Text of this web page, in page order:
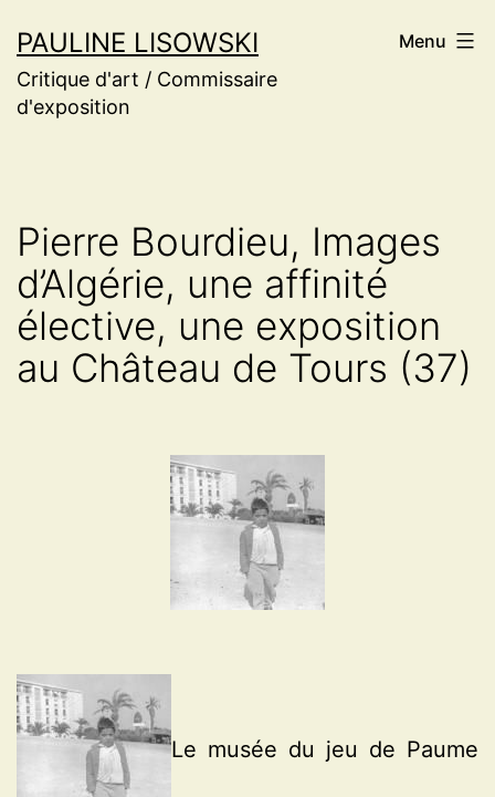
au
contenu
PAULINE LISOWSKI
Critique d'art / Commissaire
d'exposition
Menu
Pierre Bourdieu, Images
d’Algérie, une affinité
élective, une exposition
au Château de Tours (37)
Le musée du jeu de Paume